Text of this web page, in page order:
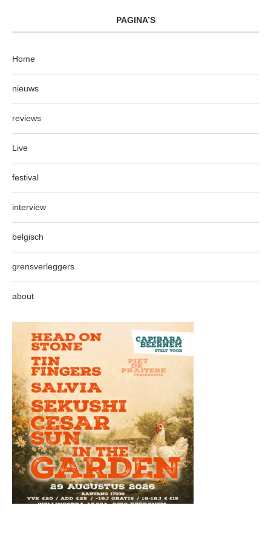
PAGINA’S
Home
nieuws
reviews
Live
festival
interview
belgisch
grensverleggers
about